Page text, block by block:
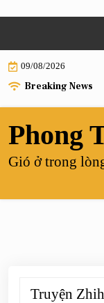
to
content
09/08/2026
Breaking News
GIỐNG
Phong
Gió ở trong
Truyện